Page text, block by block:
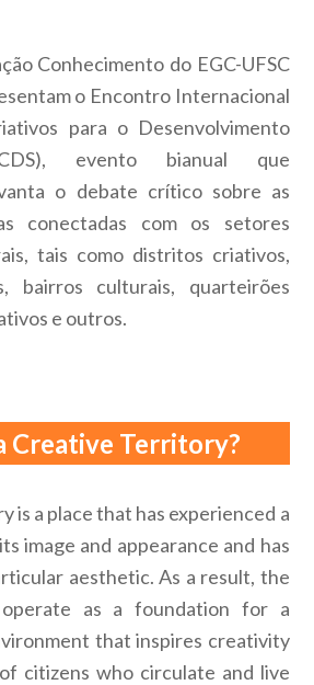
Conhecimento do EGC-UFSC
o Encontro Internacional
para o Desenvolvimento
evento bianual que
o debate crítico sobre as
conectadas com os setores
tais como distritos criativos,
bairros culturais, quarteirões
e outros.
Creative Territory?
is a place that has experienced a
image and appearance and has
aesthetic. As a result, the
as a foundation for a
that inspires creativity
citizens who circulate and live